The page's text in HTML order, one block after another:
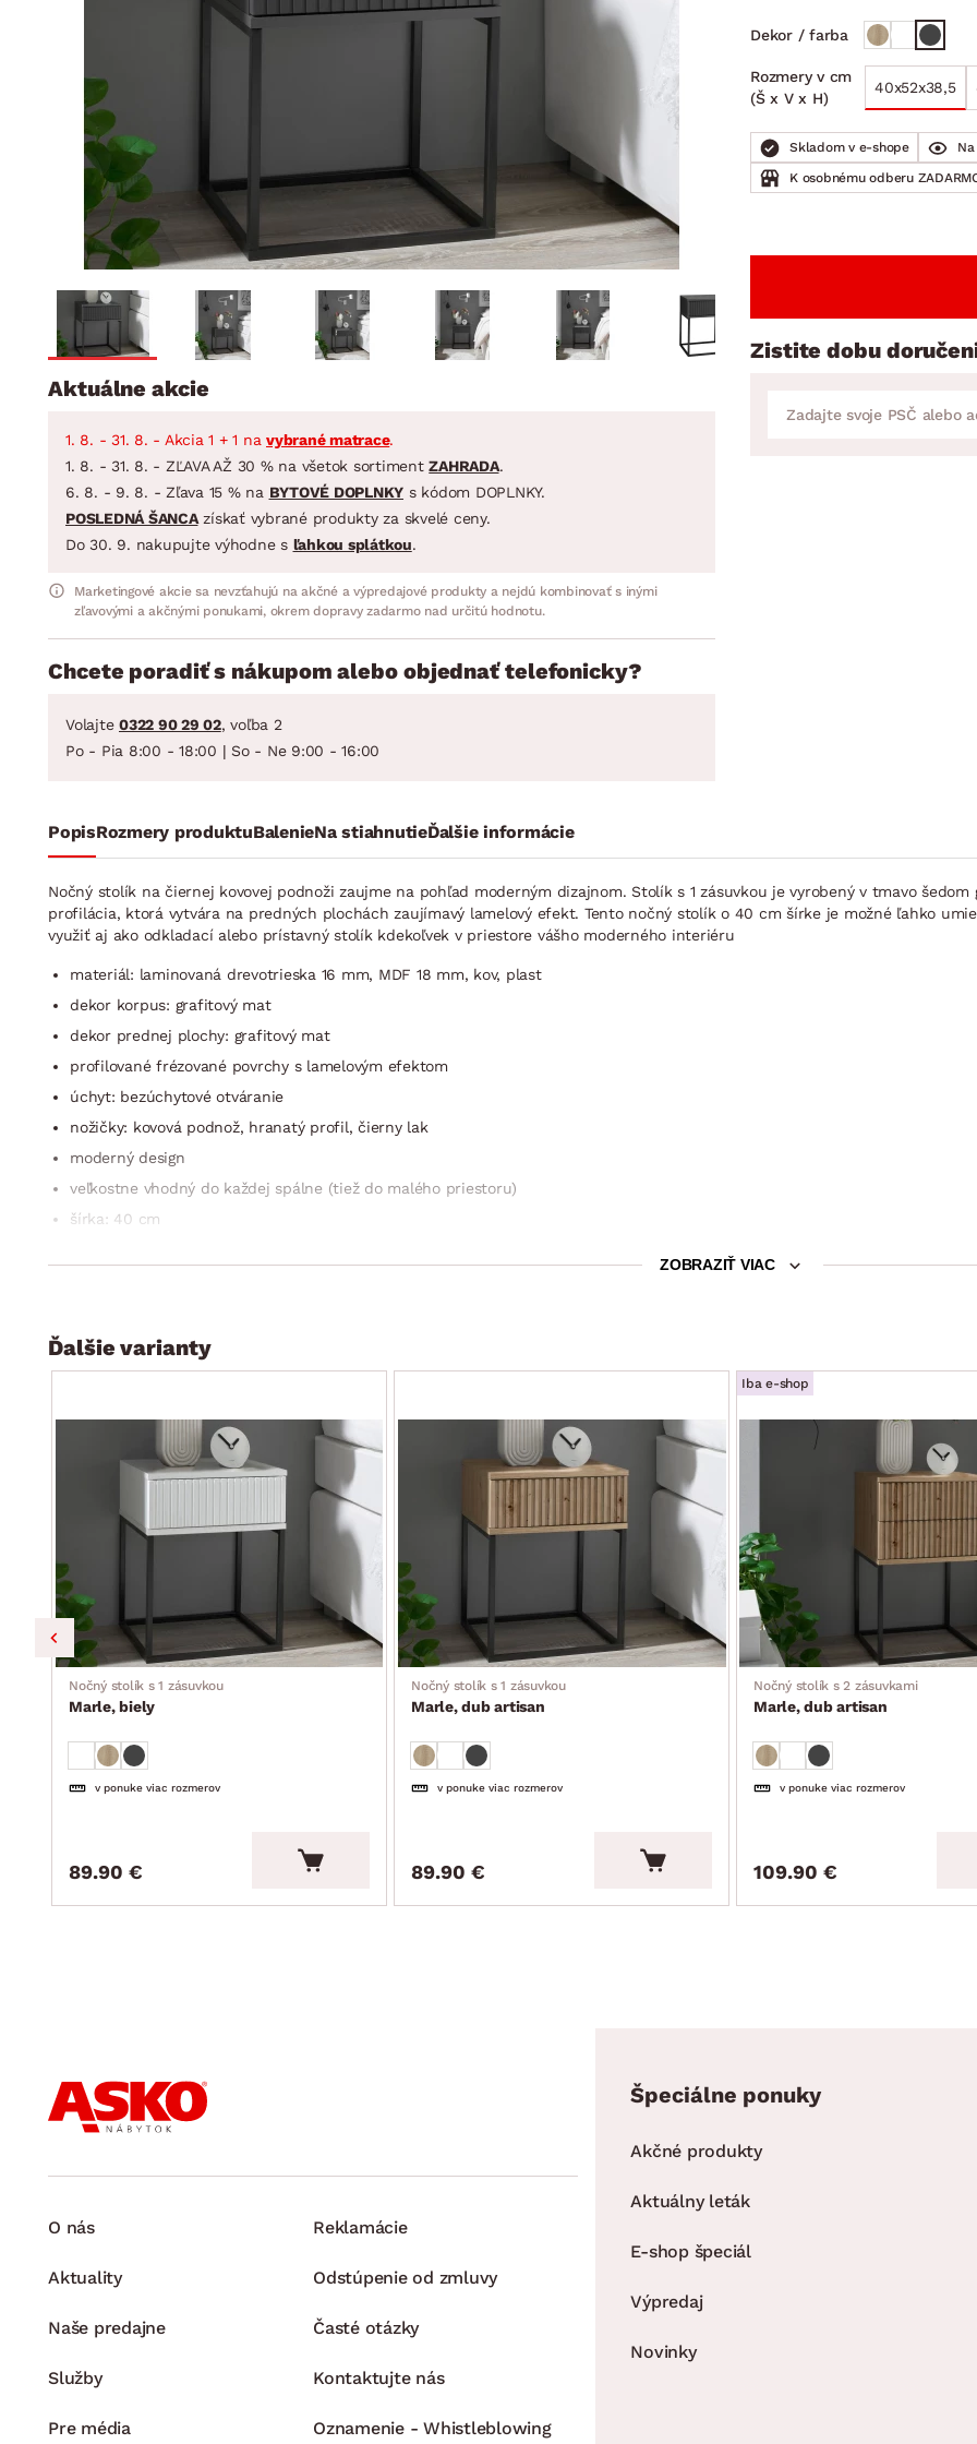
Predsieň, šatník a chodba
Kúpeľňa
Domácnosť
Vankúše
Koberce
Závesy a žalúzie
Zobrazit vše
STOLOVANIE A VARENIE DOMÁCE SPOTREBIČE
VEĽKÁ NOC
Kúpeľňové zostavy
Dekor / farba
Rozmery v cm
(Š x V x H)
40x52x38,5
Skladom v e-shope
K osobnému odberu
Zistite dobu
Aktuálne akcie
1. 8. - 31. 8. - Akcia 1 + 1 na vybrané matrace.
1. 8. - 31. 8. - ZĽAVA AŽ 30 % na všetok sortimentZAHRADA.
6. 8. - 9. 8. - Zľava 15 % na BYTOVÉ DOPLNKY s kódom DOPLNKY.
POSLEDNÁ ŠANCAzískať vybrané produkty za skvelé ceny.
Do 30. 9. nakupujte výhodne s ľahkou splátkou.
Marketingové akcie sa nevzťahujú na akčné a výpredajové produkty a nejdú kombinovať s inými
zľavovými a akčnými ponukami, okrem dopravy zadarmo nad určitú hodnotu.
Chcete poradiť s nákupom alebo objednať telefonicky?
Volajte 0322 90 29 02, voľba 2
Po - Pia 8:00 - 18:00 | So - Ne 9:00 - 16:00
PopisRozmery produktuBalenieNa stiahnutieĎalšie informácie
Nočný stolík na čiernej kovovej podnoži zaujme na pohľad moderným dizajnom. Stolík s 1 zásuvkou je vyrobený v tmavo
profilácia, ktorá vytvára na predných plochách zaujímavý lamelový efekt. Tento nočný stolík o 40 cm šírke je možné ľahko
využiť aj ako odkladací alebo prístavný stolík kdekoľvek v priestore vášho moderného interiéru
materiál: laminovaná drevotrieska 16 mm, MDF 18 mm, kov, plast
dekor korpus: grafitový mat
dekor prednej plochy: grafitový mat
profilované frézované povrchy s lamelovým efektom
úchyt: bezúchytové otváranie
nožičky: kovová podnož, hranatý profil, čierny lak
moderný design
veľkostne vhodný do každej spálne (tiež do malého priestoru)
šírka: 40 cm
ZOBRAZIŤ VIAC
Ďalšie varianty
Nočný stolík s 1 zásuvkou
Marle, biely
v ponuke viac rozmerov
89.90 €
Nočný stolík s 1 zásuvkou
Marle, dub artisan
v ponuke viac rozmerov
89.90 €
Iba e-shop
Nočný stolík s 2 zásuvkami
Marle, dub artisan
v ponuke viac rozmerov
109.90 €
O nás
Aktuality
Naše predajne
Služby
Pre média
Reklamácie
Odstúpenie od zmluvy
Časté otázky
Kontaktujte nás
Oznamenie - Whistleblowing
Špeciálne ponuky
Akčné produkty
Aktuálny leták
E-shop špeciál
Výpredaj
Novinky